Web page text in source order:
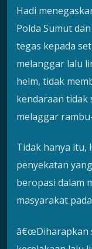
Hadi
Polda Sumut
tegas kepada
melanggar lalu
helm, tidak
kendaraan tidak
melaggar
Tidak hanya itu,
penyekatan
beropasi dalam
masyarakat
â€œDiharapkan